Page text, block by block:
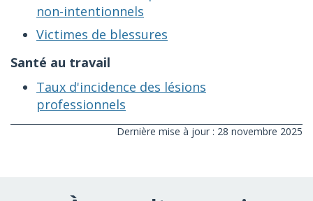
non-intentionnels
Victimes de blessures
Santé au travail
Taux d'incidence des lésions
professionnels
Dernière mise à jour : 28 novembre 2025